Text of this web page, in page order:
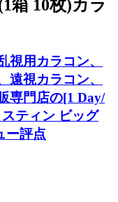
箱 10枚)カラ
視用カラコン、
遠視カラコン、
専門店の[1 Day/
ティン ビッグ
ー評点